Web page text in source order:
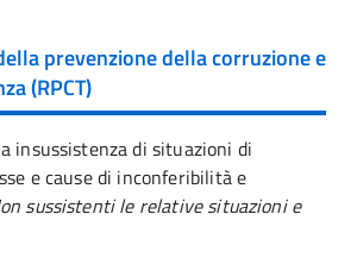
prevenzione della corruzione e
(RPCT)
insussistenza di situazioni di
e cause di inconferibilità e
sussistenti le relative situazioni e